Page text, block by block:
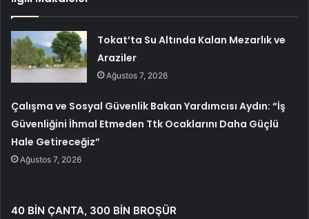
Tokat’ta Su Altında Kalan Mezarlık ve
Araziler
Ağustos 7, 2026
Çalışma ve Sosyal Güvenlik Bakan Yardımcısı Aydın: “İş
Güvenliğini İhmal Etmeden Ttk Ocaklarını Daha Güçlü
Hale Getireceğiz”
Ağustos 7, 2026
40 BİN ÇANTA, 300 BİN BROŞÜR